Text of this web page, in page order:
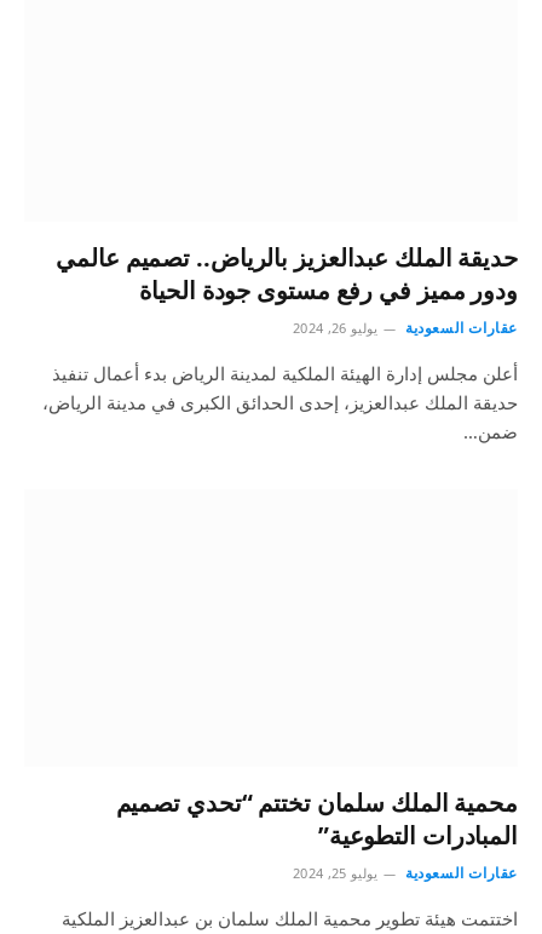
حديقة الملك عبدالعزيز بالرياض.. تصميم عالمي
ودور مميز في رفع مستوى جودة الحياة
عقارات السعودية يوليو 26, 2024
أعلن مجلس إدارة الهيئة الملكية لمدينة الرياض بدء أعمال تنفيذ
حديقة الملك عبدالعزيز، إحدى الحدائق الكبرى في مدينة الرياض،
ضمن…
محمية الملك سلمان تختتم “تحدي تصميم
المبادرات التطوعية”
عقارات السعودية يوليو 25, 2024
اختتمت هيئة تطوير محمية الملك سلمان بن عبدالعزيز الملكية